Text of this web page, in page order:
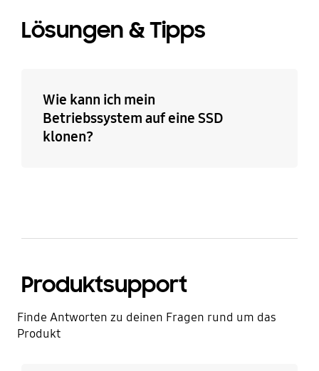
Lösungen & Tipps
Wie kann ich mein
Betriebssystem auf eine SSD
klonen?
Produktsupport
Finde Antworten zu deinen Fragen rund um das
Produkt